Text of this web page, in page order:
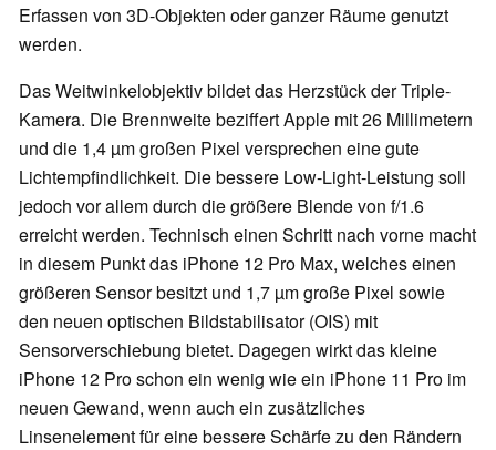
Erfassen von 3D-Objekten oder ganzer Räume genutzt
werden.
Das Weitwinkelobjektiv bildet das Herzstück der Triple-
Kamera. Die Brennweite beziffert Apple mit 26 Millimetern
und die 1,4 µm großen Pixel versprechen eine gute
Lichtempfindlichkeit. Die bessere Low-Light-Leistung soll
jedoch vor allem durch die größere Blende von f/1.6
erreicht werden. Technisch einen Schritt nach vorne macht
in diesem Punkt das iPhone 12 Pro Max, welches einen
größeren Sensor besitzt und 1,7 µm große Pixel sowie
den neuen optischen Bildstabilisator (OIS) mit
Sensorverschiebung bietet. Dagegen wirkt das kleine
iPhone 12 Pro schon ein wenig wie ein iPhone 11 Pro im
neuen Gewand, wenn auch ein zusätzliches
Linsenelement für eine bessere Schärfe zu den Rändern